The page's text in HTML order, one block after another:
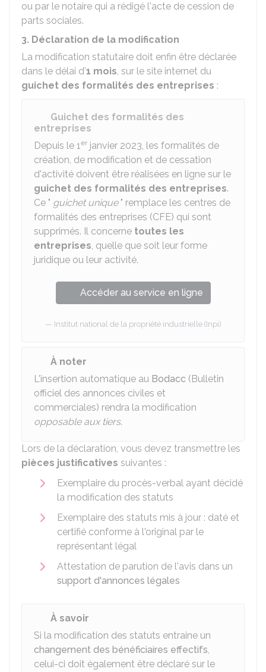
ou par le notaire qui a rédigé l'acte de cession de
parts sociales.
3. Déclaration de la modification
La modification statutaire doit enfin être déclarée
dans le délai d'1 mois, sur le site internet du
guichet des formalités des entreprises :
Guichet des formalités des
entreprises
Depuis le 1er janvier 2023, les formalités de
création, de modification et de cessation
d'activité doivent être réalisées en ligne sur le
guichet des formalités des entreprises.
Ce " guichet unique" remplace les centres de
formalités des entreprises (CFE) qui sont
supprimés. Il concerne toutes les
entreprises, quelle que soit leur forme
juridique ou leur activité.
Accéder au service en ligne
Institut national de la propriété industrielle (Inpi)
À noter
L'insertion automatique au Bodacc (Bulletin
officiel des annonces civiles et
commerciales) rendra la modification
opposable aux tiers.
Lors de la déclaration, vous devez transmettre les
pièces justificatives suivantes :
Exemplaire du procès-verbal ayant décidé
la modification des statuts
Exemplaire des statuts mis à jour : daté et
certifié conforme à l'original par le
représentant légal
Attestation de parution de l'avis dans un
support d'annonces légales
À savoir
Si la modification des statuts entraine un
changement des bénéficiaires effectifs,
celui-ci doit également être déclaré sur le